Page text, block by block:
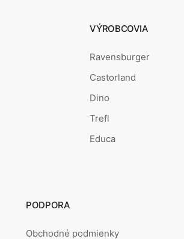
VÝROBCOVIA
Ravensburger
Castorland
Dino
Trefl
Educa
PODPORA
Obchodné podmienky